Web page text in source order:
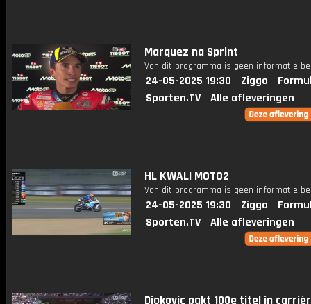
Marquez na Sprint
Van dit programma is geen informatie
24-05-2025 19:30 Ziggo
Sporten.TV
Alle afleveringen
HL KWALI MOTO2
Van dit programma is geen informatie
24-05-2025 19:30 Ziggo
Sporten.TV
Alle afleveringen
Djokovic pakt 100e titel in